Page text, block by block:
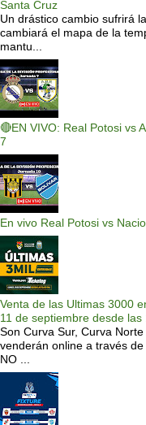
Santa Cruz
Un drástico cambio sufrirá
cambiará el mapa de la
mantu...
🔴EN VIVO: Real Potosi vs
7
En vivo Real Potosi vs
Venta de las Ultimas 3000
11 de septiembre desde
Son Curva Sur, Curva
venderán online a través
NO ...